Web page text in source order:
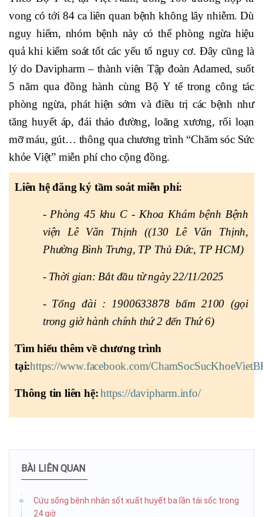
vong có tới 84 ca liên quan bệnh không lây nhiễm. Dù
nguy hiểm, nhóm bệnh này có thể phòng ngừa hiệu
quả khi kiểm soát tốt các yếu tố nguy cơ. Đây cũng là
lý do Davipharm – thành viên Tập đoàn Adamed, suốt
5 năm qua đồng hành cùng Bộ Y tế trong công tác
phòng ngừa, phát hiện sớm và điều trị các bệnh như
tăng huyết áp, đái tháo đường, loãng xương, rối loạn
mỡ máu, gút… thông qua chương trình “Chăm sóc Sức
khỏe Việt” miễn phí cho cộng đồng.
Liên hệ đăng ký tầm soát miễn phí:
- Phòng 45 khu C - Khoa Khám bệnh Bệnh
viện Lê Văn Thịnh ((130 Lê Văn Thịnh,
Phường Bình Trưng, TP Thủ Đức, TP HCM)
- Thời gian: Bắt đầu từ ngày 22/11/2025
- Tổng đài : 1900633878 bấm 2100 (gọi
trong giờ hành chính thứ 2 đến Thứ 6)
Tìm hiểu thêm về chương trình
tại:https://www.facebook.com/
Thông tin liên hệ: https://davipharm.info/
BÀI LIÊN QUAN
Cứu sống bệnh nhân sốt xuất huyết ba lần tái sốc trong
24 giờ